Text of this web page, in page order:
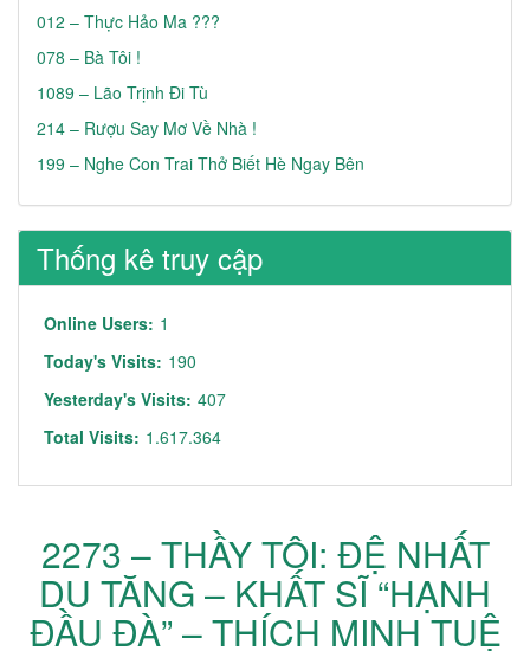
012 – Thực Hảo Ma ???
078 – Bà Tôi !
1089 – Lão Trịnh Đi Tù
214 – Rượu Say Mơ Về Nhà !
199 – Nghe Con Trai Thở Biết Hè Ngay Bên
Thống kê truy cập
Online Users: 1
Today's Visits: 190
Yesterday's Visits: 407
Total Visits: 1.617.364
2273 – THẦY TÔI: ĐỆ NHẤT
DU TĂNG – KHẤT SĨ “HẠNH
ĐẦU ĐÀ” – THÍCH MINH TUỆ